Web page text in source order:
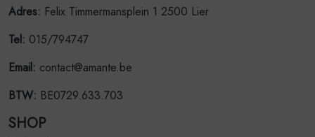
Adres: Felix Timmermansplein 1 2500 Lier
Tel: 015/794747
Email: contact@amante.be
BTW: BE0729.633.703
SHOP